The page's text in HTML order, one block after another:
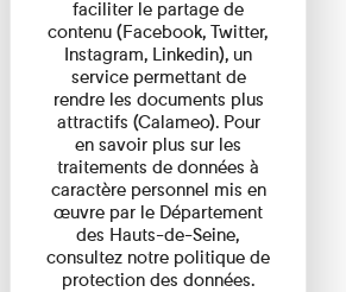
faciliter le partage de
contenu (Facebook, Twitter,
Instagram, Linkedin), un
service permettant de
rendre les documents plus
attractifs (Calameo). Pour
en savoir plus sur les
traitements de données à
caractère personnel mis en
œuvre par le Département
des Hauts-de-Seine,
consultez notre politique de
protection des données.